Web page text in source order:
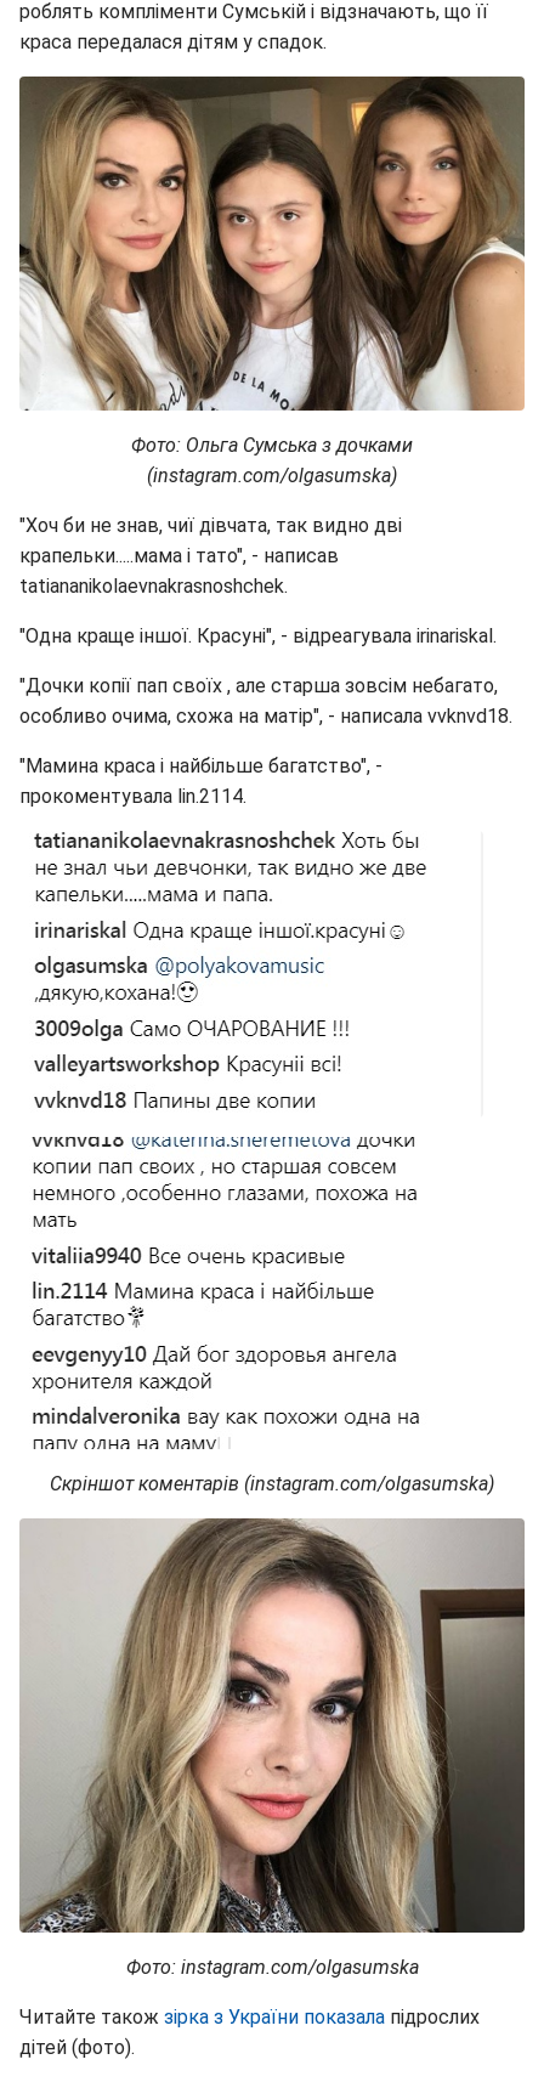
роблять компліменти Сумській і відзначають, що її
краса передалася дітям у спадок.
Фото: Ольга Сумська з дочками
(instagram.com/olgasumska)
"Хоч би не знав, чиї дівчата, так видно дві
крапельки.....мама і тато", - написав
tatiananikolaevnakrasnoshchek.
"Одна краще іншої. Красуні", - відреагувала irinariskal.
"Дочки копії пап своїх , але старша зовсім небагато,
особливо очима, схожа на матір", - написала vvknvd18.
"Мамина краса і найбільше багатство", -
прокоментувала lin.2114.
Скріншот коментарів (instagram.com/olgasumska)
Фото: instagram.com/olgasumska
Читайте також зірка з України показала підрослих
дітей (фото).